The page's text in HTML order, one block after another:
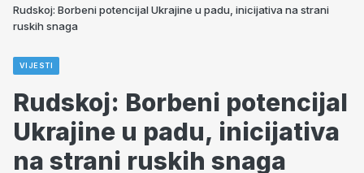
Rudskoj: Borbeni potencijal Ukrajine u padu, inicijativa na strani
ruskih snaga
VIJESTI
Rudskoj: Borbeni potencijal
Ukrajine u padu, inicijativa
na strani ruskih snaga